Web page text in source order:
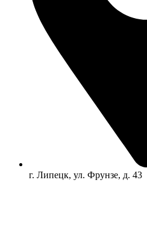
г. Липецк, ул. Фрунзе, д. 43